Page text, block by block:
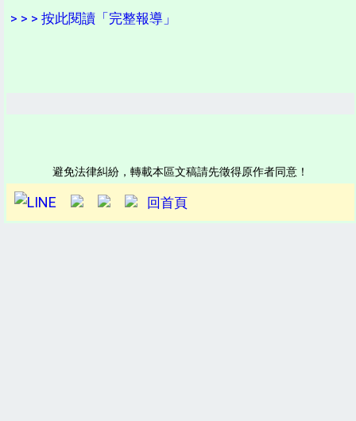
> > > 按此閱讀「完整報導」
避免法律糾紛，轉載本區文稿請先徵得原作者同意！
回首頁